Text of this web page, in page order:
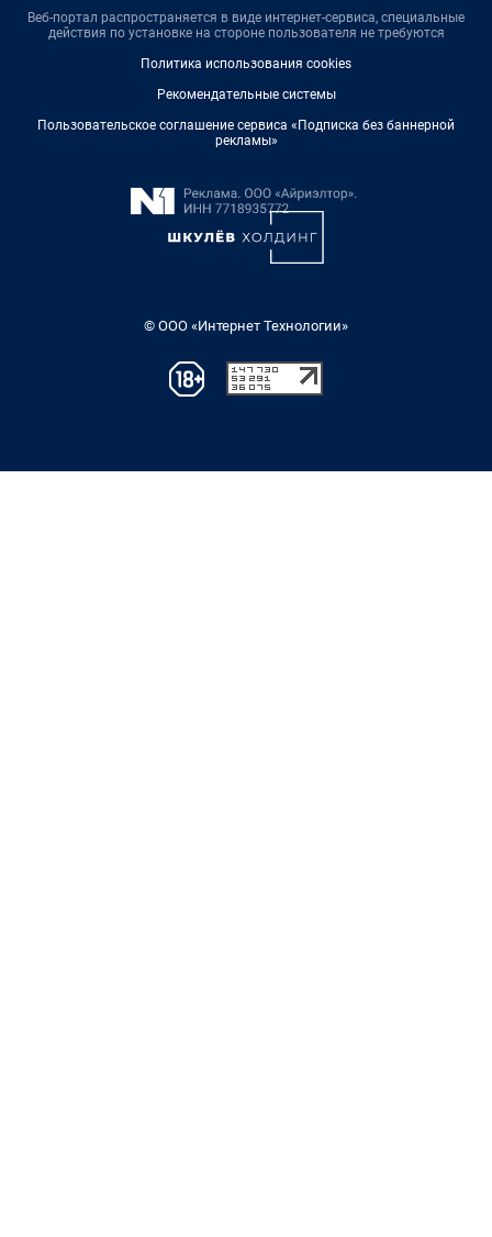
Веб-портал распространяется в виде интернет-сервиса, специальные
действия по установке на стороне пользователя не требуются
Политика использования cookies
Рекомендательные системы
Пользовательское соглашение сервиса «Подписка без баннерной
рекламы»
© ООО «Интернет Технологии»